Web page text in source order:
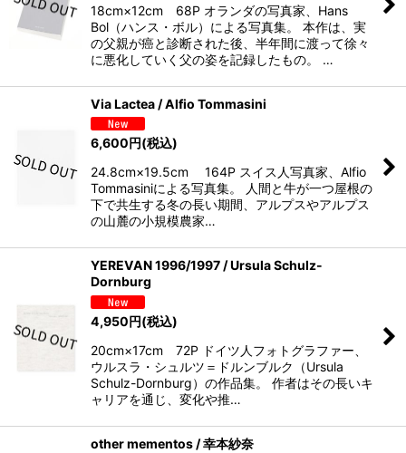
18cm×12cm 68P オランダの写真家、Hans
Bol（ハンス・ボル）による写真集。 本作は、実
の父親が癌と診断された後、半年間に渡って徐々
に悪化していく父の姿を記録したもの。 …
Via Lactea / Alfio Tommasini
6,600円(税込)
24.8cm×19.5cm 164P スイス人写真家、Alfio
Tommasiniによる写真集。 人間と牛が一つ屋根の
下で共生する冬の長い期間、アルプスやアルプス
の山麓の小規模農家…
YEREVAN 1996/1997 / Ursula Schulz-
Dornburg
4,950円(税込)
20cm×17cm 72P ドイツ人フォトグラファー、
ウルスラ・シュルツ＝ドルンブルク（Ursula
Schulz-Dornburg）の作品集。 作者はその長いキ
ャリアを通じ、変化や推…
other mementos / 幸本紗奈